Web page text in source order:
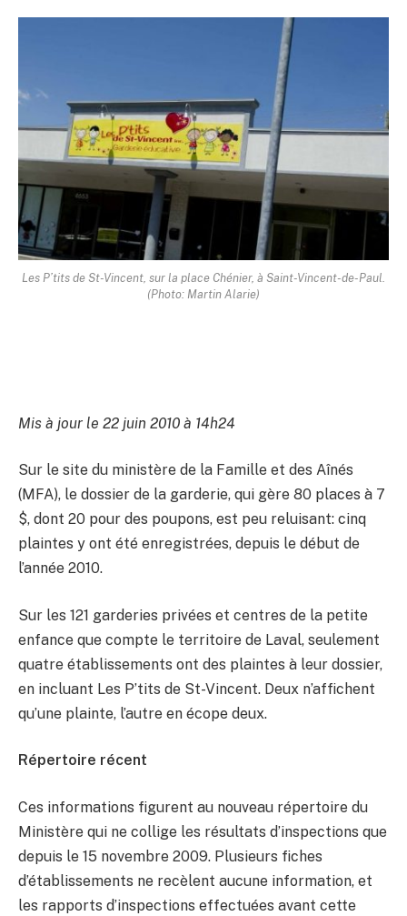
Les P’tits de St-Vincent, sur la place Chénier, à Saint-Vincent-de-Paul.
(Photo: Martin Alarie)
Mis à jour le 22 juin 2010 à 14h24
Sur le site du ministère de la Famille et des Aînés
(MFA), le dossier de la garderie, qui gère 80 places à 7
$, dont 20 pour des poupons, est peu reluisant: cinq
plaintes y ont été enregistrées, depuis le début de
l’année 2010.
Sur les 121 garderies privées et centres de la petite
enfance que compte le territoire de Laval, seulement
quatre établissements ont des plaintes à leur dossier,
en incluant Les P’tits de St-Vincent. Deux n’affichent
qu’une plainte, l’autre en écope deux.
Répertoire récent
Ces informations figurent au nouveau répertoire du
Ministère qui ne collige les résultats d’inspections que
depuis le 15 novembre 2009. Plusieurs fiches
d’établissements ne recèlent aucune information, et
les rapports d’inspections effectuées avant cette